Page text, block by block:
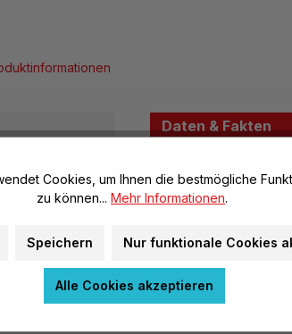
Daten & Fakten
Allgemeine Infos
Marke:
Cookies, um Ihnen die bestmögliche
zu können... Mehr Informationen.
Speichern Nur funktionale Cookies
Alle Cookies akzeptieren